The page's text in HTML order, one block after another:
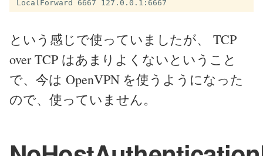
という感じで使っていましたが、 TCP
over TCP はあまりよくないということ
で、今は OpenVPN を使うようになった
ので、使っていません。